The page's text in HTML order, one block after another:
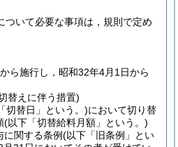
ついて必要な事項は，規則で定め
ら施行し，昭和32年4月1日から
替えに伴う措置)
切替日」という。)において切り替
(以下「切替給料月額」という。)
に関する条例(以下「旧条例」とい